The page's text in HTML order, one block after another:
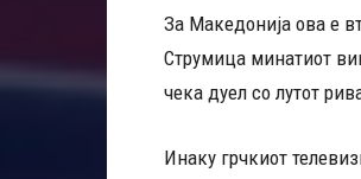
За Македонија ова е
Струмица минатиот
чека дуел со лутот
Инаку грчкиот